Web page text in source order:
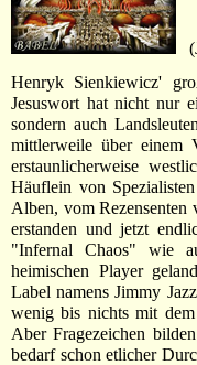
Henryk Sienkiewicz'
Jesuswort hat nicht nur
sondern auch
mittlerweile über einem
erstaunlicherweise
Häuflein von
Alben, vom Rezensenten
erstanden und jetzt
"Infernal Chaos" wie
heimischen Player
Label namens Jimmy
wenig bis nichts mit
Aber Fragezeichen
bedarf schon etlicher